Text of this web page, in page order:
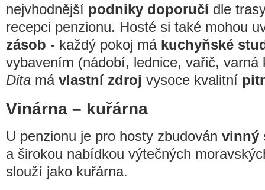
nejvhodnější podniky doporučídle
recepci penzionu. Hosté si také mohou
zásob - každý pokoj má kuchyňské
vybavením (nádobí, lednice, vařič, varná
Dita má vlastní zdroj vysoce kvalitní
Vinárna – kuřárna
U penzionu je pro hosty zbudován vinný
a širokou nabídkou výtečných
slouží jako kuřárna.